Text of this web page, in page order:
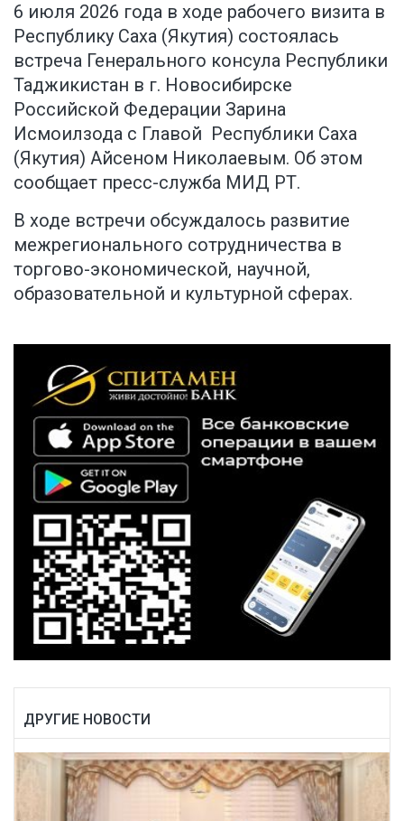
6 июля 2026 года в ходе рабочего визита в
Республику Саха (Якутия) состоялась
встреча Генерального консула Республики
Таджикистан в г. Новосибирске
Российской Федерации Зарина
Исмоилзода с Главой Республики Саха
(Якутия) Айсеном Николаевым. Об этом
сообщает пресс-служба МИД РТ.
В ходе встречи обсуждалось развитие
межрегионального сотрудничества в
торгово-экономической, научной,
образовательной и культурной сферах.
ДРУГИЕ НОВОСТИ